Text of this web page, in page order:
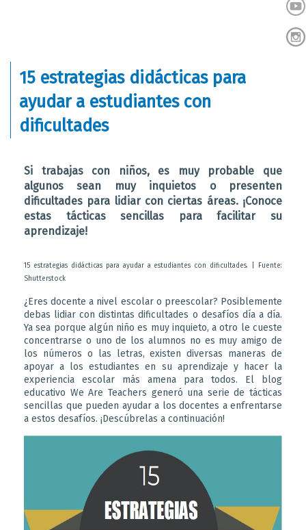
15 estrategias didácticas para
ayudar a estudiantes con
dificultades
Si trabajas con niños, es muy probable que
algunos sean muy inquietos o presenten
dificultades para lidiar con ciertas áreas. ¡Conoce
estas tácticas sencillas para facilitar su
aprendizaje!
15 estrategias didácticas para ayudar a estudiantes con dificultades. | Fuente:
Shutterstock
¿Eres docente a nivel escolar o preescolar? Posiblemente
debas lidiar con distintas dificultades o desafíos día a día.
Ya sea porque algún niño es muy inquieto, a otro le cueste
concentrarse o uno de los alumnos no es muy amigo de
los números o las letras, existen diversas maneras de
apoyar a los estudiantes en su aprendizaje y hacer la
experiencia escolar más amena para todos. El blog
educativo We Are Teachers generó una serie de tácticas
sencillas que pueden ayudar a los docentes a enfrentarse
a estos desafíos. ¡Descúbrelas a continuación!